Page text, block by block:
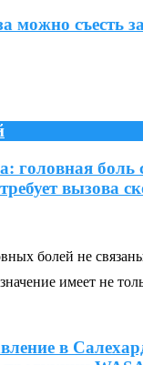
можно съесть
головная боль
вызова
болей не
имеет не
в